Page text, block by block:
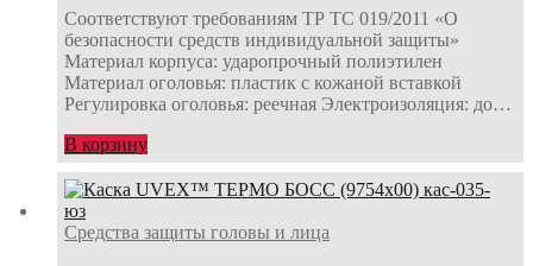
Соответствуют требованиям ТР ТС 019/2011 «О
безопасности средств индивидуальной защиты»
Материал корпуса: ударопрочный полиэтилен
Материал оголовья: пластик с кожаной вставкой
Регулировка оголовья: реечная Электроизоляция: до…
В корзину
Средства защиты головы и лица